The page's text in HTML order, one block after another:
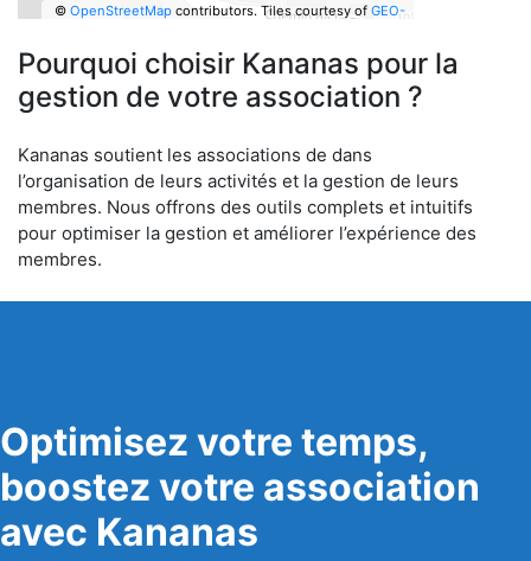
© OpenStreetMapcontributors. Tiles courtesy of GEO-
Pourquoi choisir Kananas pour la
gestion de votre association ?
Kananas soutient les associations de dans
l’organisation de leurs activités et la gestion de leurs
membres. Nous offrons des outils complets et intuitifs
pour optimiser la gestion et améliorer l’expérience des
membres.
Optimisez votre temps,
boostez votre association
avec Kananas